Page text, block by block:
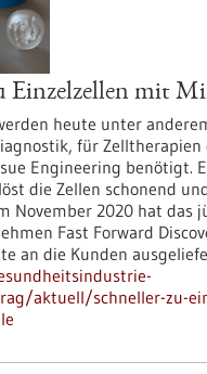
Einzelzellen mit
heute unter
für Zelltherapien
Engineering benötigt.
die Zellen schonend
November 2020 hat das
Fast Forward
an die Kunden
aktuell/schneller-zu-